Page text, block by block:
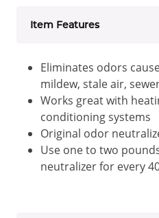
Item Features
Eliminates odors
mildew, stale air,
Works great with
conditioning systems
Original odor
Use one to two
neutralizer for every